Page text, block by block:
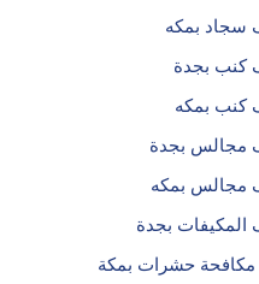
سجاد بمكه
كنب بجدة
كنب بمكه
مجالس بجدة
مجالس بمكه
بجدة
حشرات بمكة